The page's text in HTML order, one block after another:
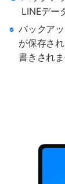
LINEデー
バックア
が保存され
書きされま